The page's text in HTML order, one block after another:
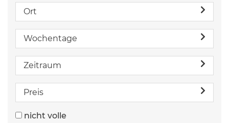
Ort
Wochentage
Zeitraum
Preis
nicht volle